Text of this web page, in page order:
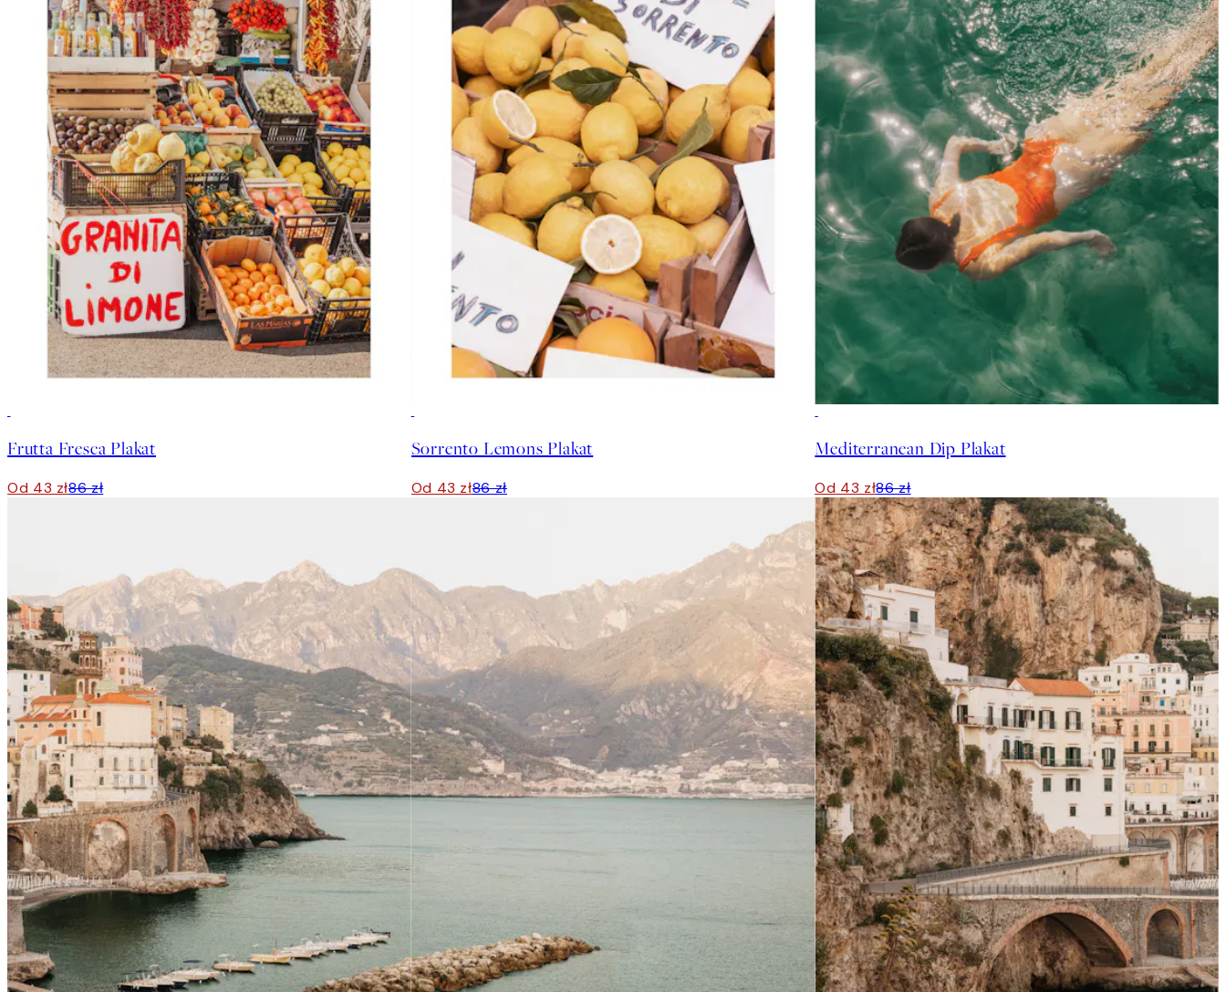
Frutta Fresca Plakat
Od 43 zł86 zł
Sorrento Lemons Plakat
Od 43 zł86 zł
Mediterranean Dip Plakat
Od 43 zł86 zł